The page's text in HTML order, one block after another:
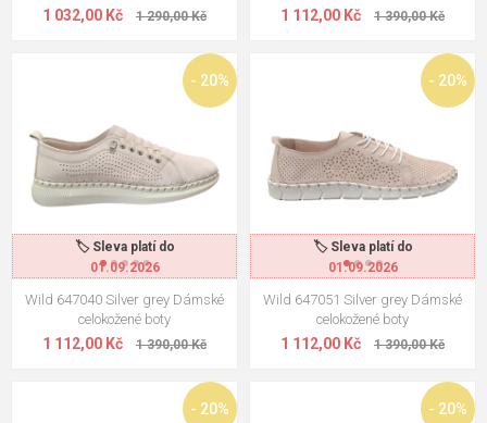
1 032,00 Kč 1 290,00 Kč 1 112,00 Kč 1 390,00 Kč
🏷️ Sleva platí do
01.09.2026
- 20%
Wild 647040 Silver grey Dámské
celokožené boty
1 112,00 Kč 1 390,00 Kč
🏷️ Sleva platí do
01.09.2026
- 20%
Wild 647051 Silver grey Dámské
celokožené boty
1 112,00 Kč 1 390,00 Kč
- 20% - 20%